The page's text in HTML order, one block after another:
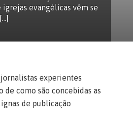
igrejas evangélicas vêm se
experientes
de como são concebidas as
de publicação